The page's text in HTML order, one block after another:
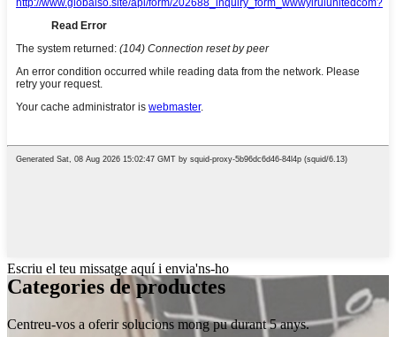
Escriu el teu missatge aquí i envia'ns-ho
Categories de productes
Centreu-vos a oferir solucions mong pu durant 5 anys.